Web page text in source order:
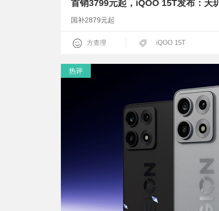
国补2879元起
方查理 iQOO 15T
热评